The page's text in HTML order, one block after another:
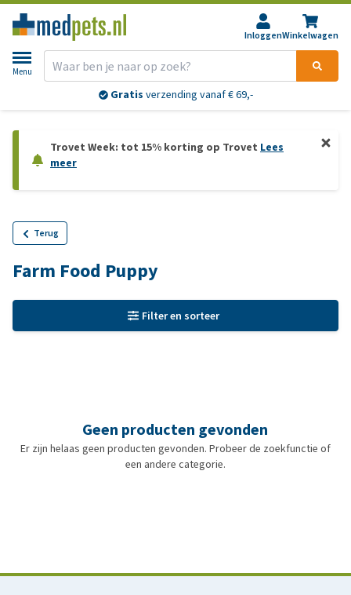
InloggenWinkelwagen
Menu
Gratis verzending vanaf € 69,-
Trovet Week: tot 15% korting op Trovet Lees
meer
Terug
Farm Food Puppy
Filter en sorteer
Geen producten gevonden
Er zijn helaas geen producten gevonden. Probeer de zoekfunctie of
een andere categorie.